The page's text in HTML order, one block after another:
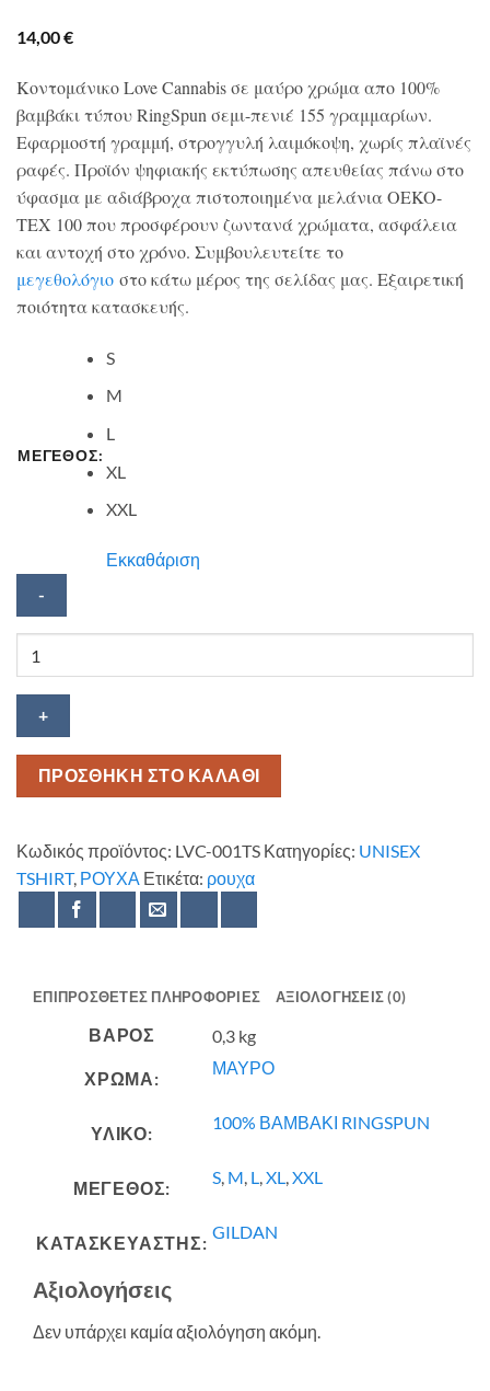
14,00€
Κοντομάνικο Love Cannabis σε μαύρο χρώμα απο 100%
βαμβάκι τύπου RingSpun σεμι-πενιέ 155 γραμμαρίων.
Εφαρμοστή γραμμή, στρογγυλή λαιμόκοψη, χωρίς πλαϊνές
ραφές. Προϊόν ψηφιακής εκτύπωσης απευθείας πάνω στο
ύφασμα με αδιάβροχα πιστοποιημένα μελάνια OEKO-
TEX 100 που προσφέρουν ζωντανά χρώματα, ασφάλεια
και αντοχή στο χρόνο. Συμβουλευτείτε το
μεγεθολόγιο στο κάτω μέρος της σελίδας μας. Εξαιρετική
ποιότητα κατασκευής.
ΜΕΓΕΘΟΣ:
S
M
L
XL
XXL
Εκκαθάριση
Cannabis
ποσότητα
ΠΡΟΣΘΗΚΗ ΣΤΟ ΚΑΛΑΘΙ
Κωδικός προϊόντος: LVC-001TS Κατηγορίες: UNISEX
TSHIRT, ΡΟΥΧΑ Ετικέτα: ρουχα
ΕΠΙΠΡΌΣΘΕΤΕΣ ΠΛΗΡΟΦΟΡΊΕΣ ΑΞΙΟΛΟΓΉΣΕΙΣ (0)
ΒΆΡΟΣ 0,3 kg
ΧΡΩΜΑ:
ΜΑΥΡΟ
ΥΛΙΚΟ:
100% ΒΑΜΒΑΚΙ RINGSPUN
ΜΕΓΕΘΟΣ:
S, M, L,XL,XXL
ΚΑΤΑΣΚΕΥΑΣΤΗΣ:
GILDAN
Αξιολογήσεις
Δεν υπάρχει καμία αξιολόγηση ακόμη.